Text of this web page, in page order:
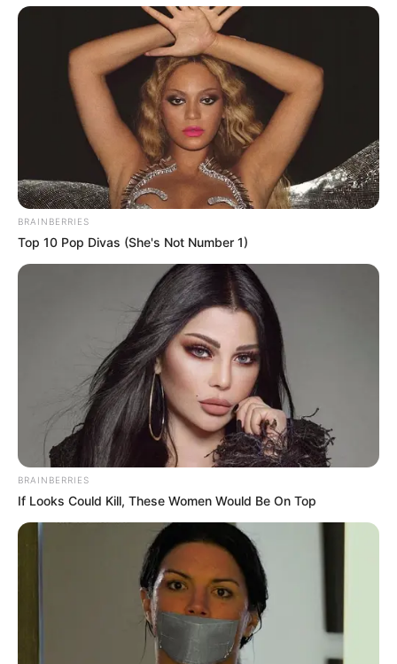
BRAINBERRIES
Top 10 Pop Divas (She's Not Number 1)
BRAINBERRIES
If Looks Could Kill, These Women Would Be On Top